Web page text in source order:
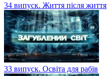
34 випуск. Життя після життя
33 випуск. Освіта для рабів